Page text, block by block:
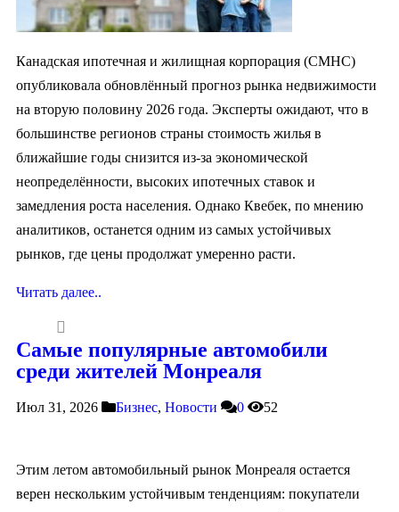
Канадская ипотечная и жилищная корпорация (CMHC)
опубликовала обновлённый прогноз рынка недвижимости
на вторую половину 2026 года. Эксперты ожидают, что в
большинстве регионов страны стоимость жилья в
ближайшие годы снизится из-за экономической
неопределённости, высоких ипотечных ставок и
замедления роста населения. Однако Квебек, по мнению
аналитиков, останется одним из самых устойчивых
рынков, где цены продолжат умеренно расти.
Читать далее..
Самые популярные автомобили
среди жителей Монреаля
Июл 31, 2026 Бизнес, Новости 0 52
Этим летом автомобильный рынок Монреаля остается
верен нескольким устойчивым тенденциям: покупатели